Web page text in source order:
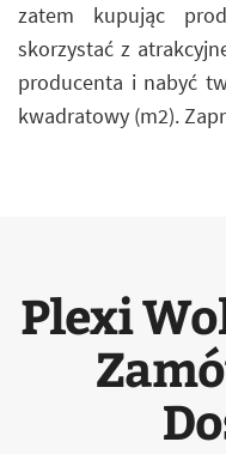
zatem kupując
skorzystać z
producenta i nabyć
kwadratowy (m2).
Plexi